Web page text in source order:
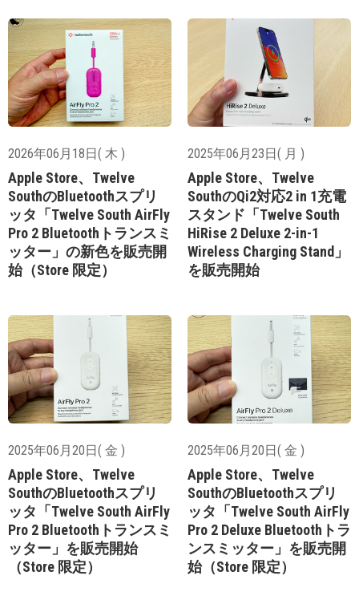
2026年06月18日( 木 )
Apple Store、Twelve
SouthのBluetoothスプリ
ッタ「Twelve South AirFly
Pro 2 Bluetoothトランスミ
ッター」の新色を販売開
始（Store 限定）
2025年06月23日( 月 )
Apple Store、Twelve
SouthのQi2対応2 in 1充電
スタンド「Twelve South
HiRise 2 Deluxe 2-in-1
Wireless Charging Stand」
を販売開始
2025年06月20日( 金 )
Apple Store、Twelve
SouthのBluetoothスプリ
ッタ「Twelve South AirFly
Pro 2 Bluetoothトランスミ
ッター」を販売開始
（Store 限定）
2025年06月20日( 金 )
Apple Store、Twelve
SouthのBluetoothスプリ
ッタ「Twelve South AirFly
Pro 2 Deluxe Bluetoothトラ
ンスミッター」を販売開
始（Store 限定）